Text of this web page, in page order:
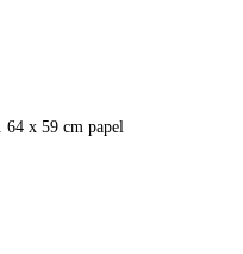
x 59 cm papel